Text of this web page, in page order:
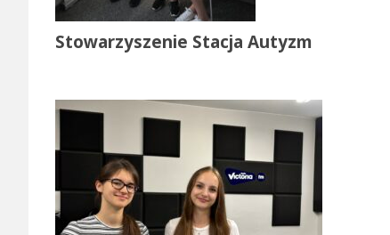
Stowarzyszenie Stacja Autyzm